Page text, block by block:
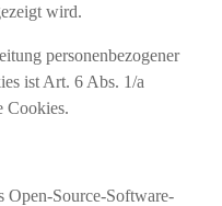
wird.
personenbezogener
ist Art. 6 Abs. 1/a
Cookies.
Open-Source-Software-